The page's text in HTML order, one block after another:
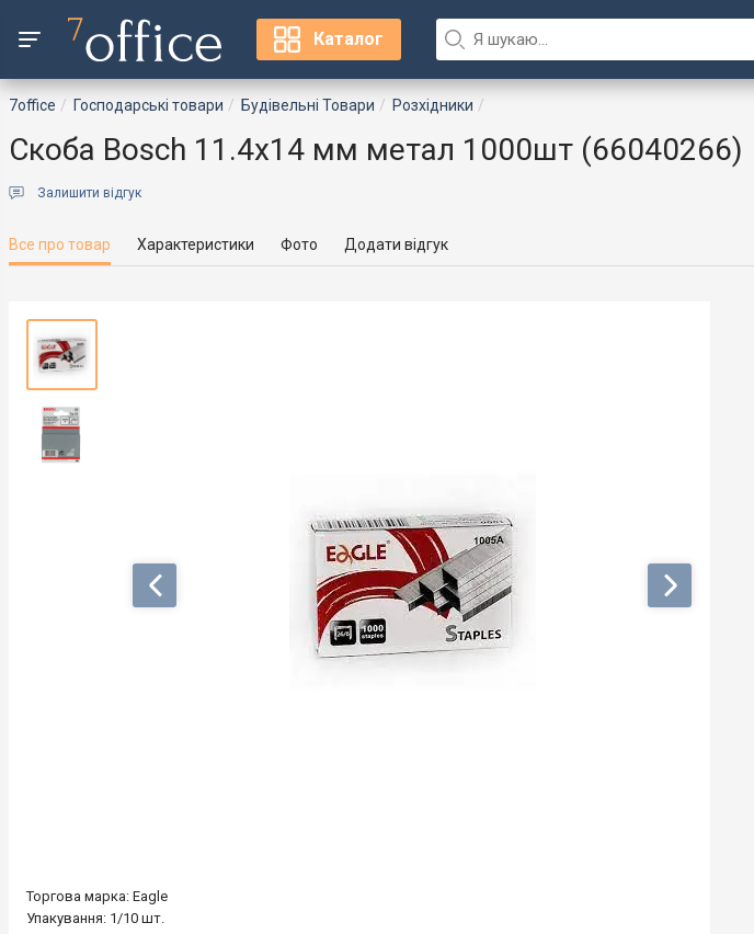
Каталог
7office Господарські товари Будівельні Товари Розхідники
Скоба Bosch 11.4х14 мм метал 1000шт (66040266)
Залишити відгук
Все про товар Характеристики Фото Додати відгук
Торгова марка: Eagle
Упакування: 1/10 шт.